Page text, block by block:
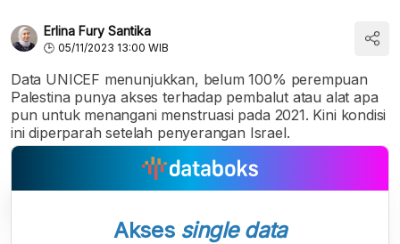
Erlina Fury Santika
05/11/2023 13:00 WIB
Data UNICEF menunjukkan, belum 100% perempuan
Palestina punya akses terhadap pembalut atau alat apa
pun untuk menangani menstruasi pada 2021. Kini kondisi
ini diperparah setelah penyerangan Israel.
Akses single data